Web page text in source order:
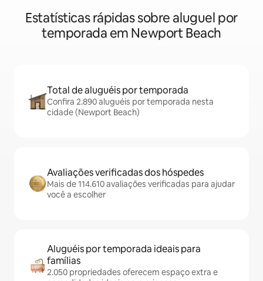
Estatísticas rápidas sobre aluguel por
temporada em Newport Beach
Total de aluguéis por temporada
Confira 2.890 aluguéis por temporada nesta
cidade (Newport Beach)
Avaliações verificadas dos hóspedes
Mais de 114.610 avaliações verificadas para ajudar
você a escolher
Aluguéis por temporada ideais para
famílias
2.050 propriedades oferecem espaço extra e